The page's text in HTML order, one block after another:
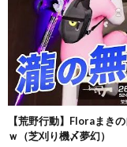
【荒野行動】Floraまき
ｗ（芝刈り機〆夢幻）